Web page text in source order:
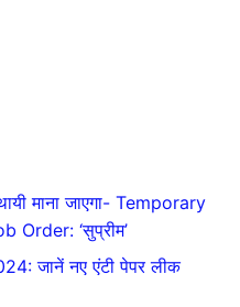
माना जाएगा- Temporary
‘सुप्रीम’
जानें नए एंटी पेपर लीक